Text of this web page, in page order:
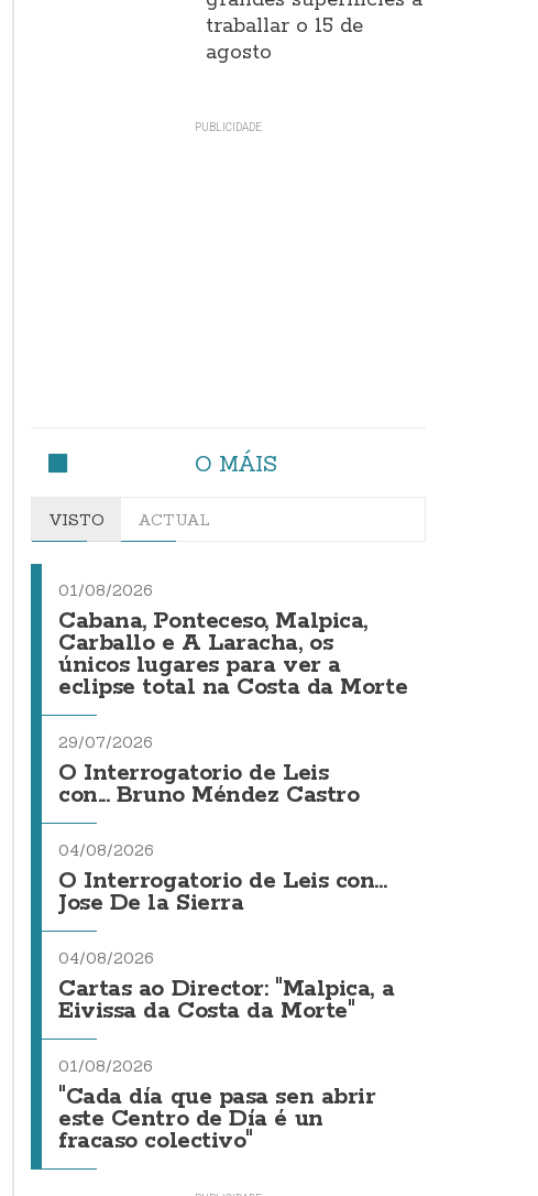
traballar o 15 de
agosto
O MÁIS
VISTO ACTUAL
01/08/2026
Cabana, Ponteceso, Malpica,
Carballo e A Laracha, os
únicos lugares para ver a
eclipse total na Costa da Morte
29/07/2026
O Interrogatorio de Leis
con... Bruno Méndez Castro
04/08/2026
O Interrogatorio de Leis con...
Jose De la Sierra
04/08/2026
Cartas ao Director: "Malpica, a
Eivissa da Costa da Morte"
01/08/2026
"Cada día que pasa sen abrir
este Centro de Día é un
fracaso colectivo"